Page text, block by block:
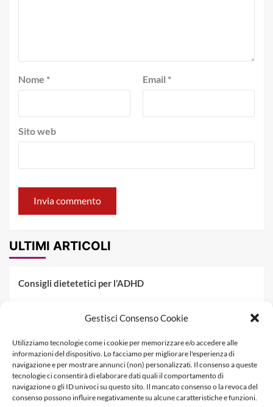
Gestisci Consenso Cookie
Utilizziamo tecnologie come i cookie per memorizzare e/o accedere alle
informazioni del dispositivo. Lo facciamo per migliorare l'esperienza di
navigazione e per mostrare annunci (non) personalizzati. Il consenso a queste
tecnologie ci consentirà di elaborare dati quali il comportamento di
navigazione o gli ID univoci su questo sito. Il mancato consenso o la revoca del
consenso possono influire negativamente su alcune caratteristiche e funzioni.
Nome * Email *
Sito web
ULTIMI ARTICOLI
Consigli dietetetici per l’ADHD
Fenilchetonuria
Dieta militare: come funziona, opinioni e schema tipo per
dimagrire in 3 giorni